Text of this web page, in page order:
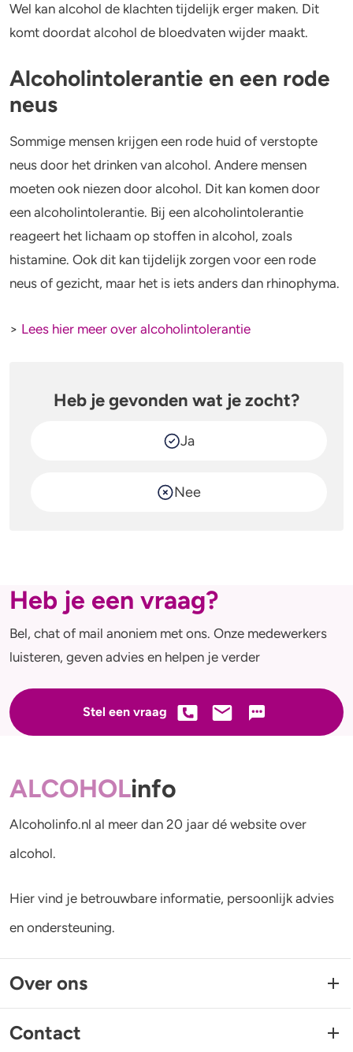
Wel kan alcohol de klachten tijdelijk erger maken. Dit
komt doordat alcohol de bloedvaten wijder maakt.
Alcoholintolerantie en een rode
neus
Sommige mensen krijgen een rode huid of verstopte
neus door het drinken van alcohol. Andere mensen
moeten ook niezen door alcohol. Dit kan komen door
een alcoholintolerantie. Bij een alcoholintolerantie
reageert het lichaam op stoffen in alcohol, zoals
histamine. Ook dit kan tijdelijk zorgen voor een rode
neus of gezicht, maar het is iets anders dan rhinophyma.
> Lees hier meer over alcoholintolerantie
Heb je gevonden wat je zocht?
Ja
Nee
Heb je een vraag?
Bel, chat of mail anoniem met ons. Onze medewerkers
luisteren, geven advies en helpen je verder
Stel een vraag
ALCOHOLinfo
Alcoholinfo.nl al meer dan 20 jaar dé website over
alcohol.
Hier vind je betrouwbare informatie, persoonlijk advies
en ondersteuning.
Over ons
Contact